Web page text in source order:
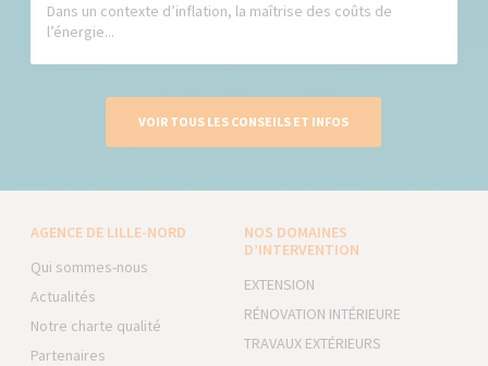
Dans un contexte d’inflation, la maîtrise des coûts de
l’énergie...
VOIR TOUS LES CONSEILS ET INFOS
AGENCE DE LILLE-NORD
Qui sommes-nous
Actualités
Notre charte qualité
Partenaires
NOS DOMAINES
D’INTERVENTION
EXTENSION
RÉNOVATION INTÉRIEURE
TRAVAUX EXTÉRIEURS